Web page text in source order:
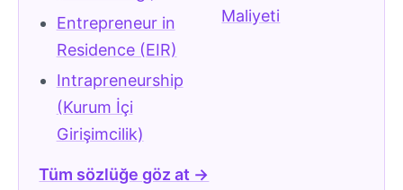
Entrepreneur in
Residence (EIR)
Intrapreneurship
(Kurum İçi
Girişimcilik)
Maliyeti
Tüm sözlüğe göz at →